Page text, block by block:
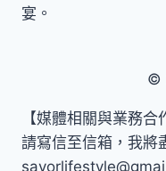
宴。
©
【媒體相關與業務
請寫信至信箱，我將